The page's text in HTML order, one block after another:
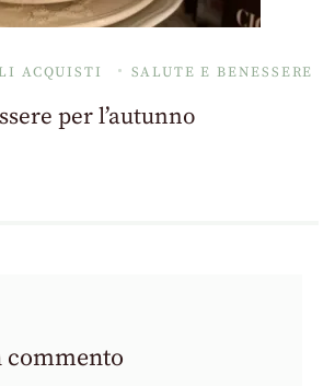
ACQUISTI SALUTE E BENESSERE
per l’autunno
commento